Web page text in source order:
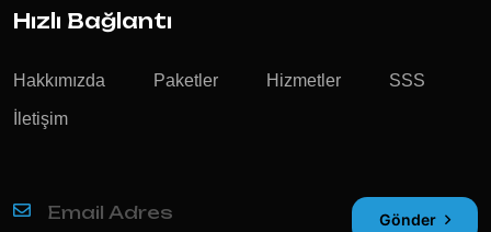
Hızlı Bağlantı
Hakkımızda Paketler Hizmetler SSS
İletişim
Gönder